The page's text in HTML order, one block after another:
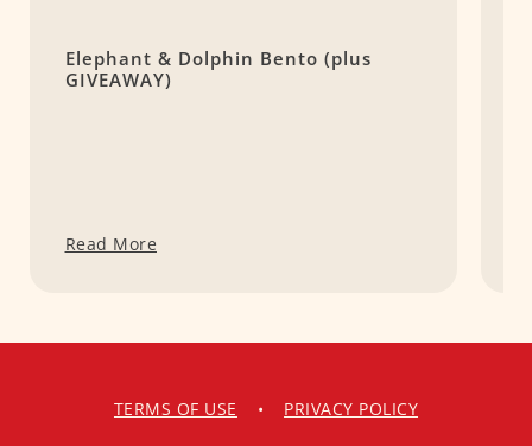
Elephant & Dolphin Bento (plus
GIVEAWAY)
Read More
TERMS OF USE • PRIVACY POLICY